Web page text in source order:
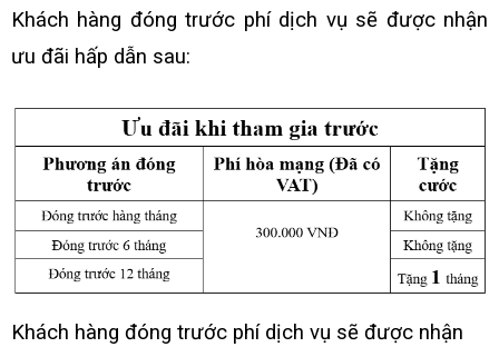
Khách hàng đóng trước phí dịch vụ sẽ được nhận
ưu đãi hấp dẫn sau:
Khách hàng đóng trước phí dịch vụ sẽ được nhận